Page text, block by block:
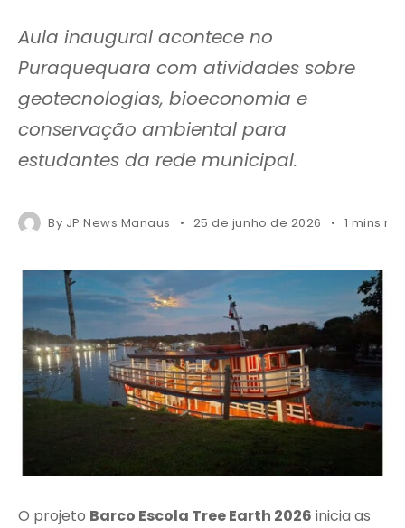
Aula inaugural acontece no
Puraquequara com atividades sobre
geotecnologias, bioeconomia e
conservação ambiental para
estudantes da rede municipal.
By JP News Manaus 25 de junho de 2026 1 mins
O projeto Barco Escola Tree Earth 2026 inicia as